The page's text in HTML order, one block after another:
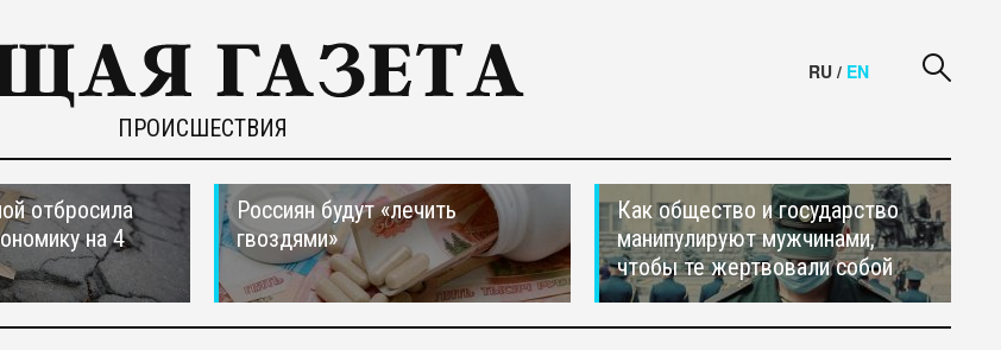
ПРОИСШЕСТВИЯ
RU / EN
отбросила
на 4
Россиян будут «лечить
гвоздями»
Как общество и государство
манипулируют мужчинами,
чтобы те жертвовали собой